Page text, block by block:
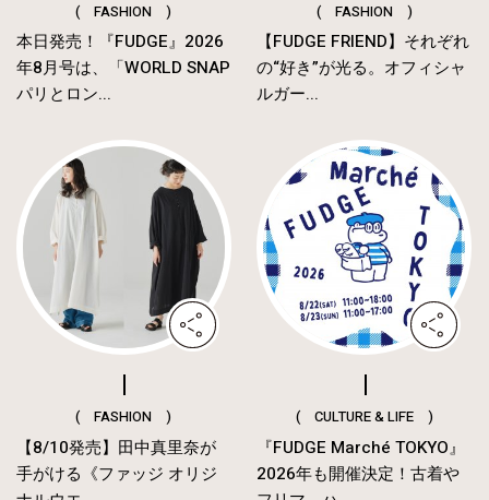
( FASHION )
本日発売！『FUDGE』2026
年8月号は、「WORLD SNAP
パリとロン...
( FASHION )
【FUDGE FRIEND】それぞれ
の“好き”が光る。オフィシャ
ルガー...
( FASHION )
【8/10発売】田中真里奈が
手がける《ファッジ オリジ
( CULTURE & LIFE )
『FUDGE Marché TOKYO』
2026年も開催決定！古着や